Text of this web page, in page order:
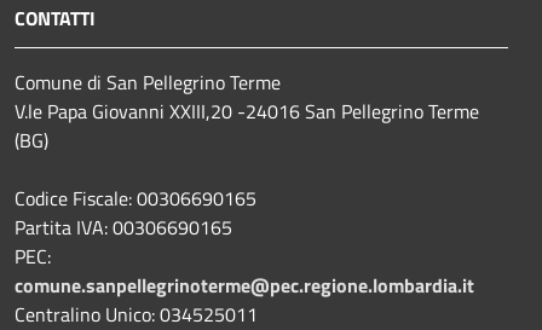
CONTATTI
Comune di San Pellegrino Terme
V.le Papa Giovanni XXIII,20 -24016 San Pellegrino Terme
(BG)
Codice Fiscale: 00306690165
Partita IVA: 00306690165
PEC:
comune.sanpellegrinoterme@pec.regione.lombardia.it
Centralino Unico: 034525011